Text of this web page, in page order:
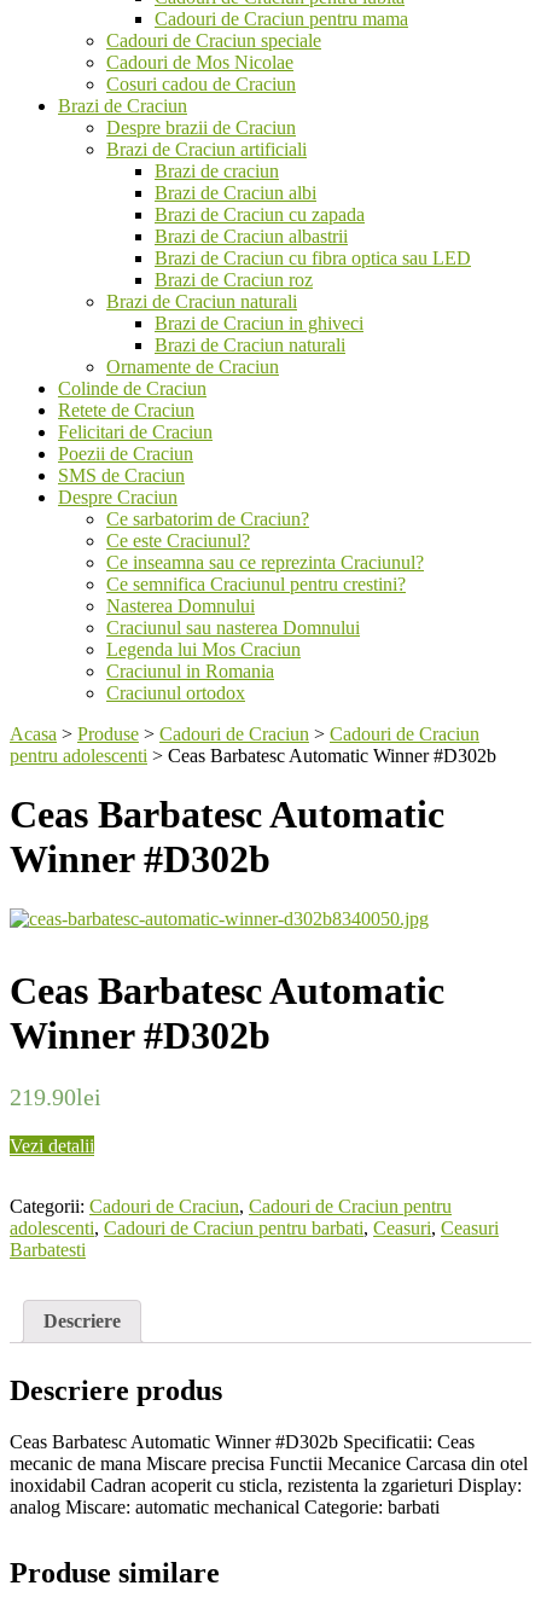
Cadouri de Craciun pentru mama
Cadouri de Craciun speciale
Cadouri de Mos Nicolae
Cosuri cadou de Craciun
Brazi de Craciun
Despre brazii de Craciun
Brazi de Craciun artificiali
Brazi de craciun
Brazi de Craciun albi
Brazi de Craciun cu zapada
Brazi de Craciun albastrii
Brazi de Craciun cu fibra optica sau LED
Brazi de Craciun roz
Brazi de Craciun naturali
Brazi de Craciun in ghiveci
Brazi de Craciun naturali
Ornamente de Craciun
Colinde de Craciun
Retete de Craciun
Felicitari de Craciun
Poezii de Craciun
SMS de Craciun
Despre Craciun
Ce sarbatorim de Craciun?
Ce este Craciunul?
Ce inseamna sau ce reprezinta Craciunul?
Ce semnifica Craciunul pentru crestini?
Nasterea Domnului
Craciunul sau nasterea Domnului
Legenda lui Mos Craciun
Craciunul in Romania
Craciunul ortodox
Acasa > Produse > Cadouri de Craciun > Cadouri de Craciun
pentru adolescenti > Ceas Barbatesc Automatic Winner #D302b
Ceas Barbatesc Automatic
Winner #D302b
Ceas Barbatesc Automatic
Winner #D302b
219.90lei
Vezi detalii
Categorii: Cadouri de Craciun, Cadouri de Craciun pentru
adolescenti, Cadouri de Craciun pentru barbati, Ceasuri, Ceasuri
Barbatesti
Descriere
Descriere produs
Ceas Barbatesc Automatic Winner #D302b Specificatii: Ceas
mecanic de mana Miscare precisa Functii Mecanice Carcasa din otel
inoxidabil Cadran acoperit cu sticla, rezistenta la zgarieturi Display:
analog Miscare: automatic mechanical Categorie: barbati
Produse similare